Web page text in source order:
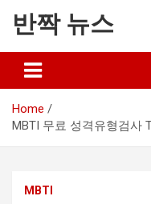
반짝 뉴스
Home
MBTI 무료 성격유형검사
MBTI